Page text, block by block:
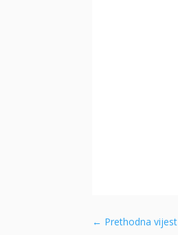
← Prethodna vijest